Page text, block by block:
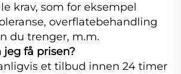
krav, som for eksempel
overflatebehandling
du trenger, m.m.
jeg få prisen?
et tilbud innen 24 timer